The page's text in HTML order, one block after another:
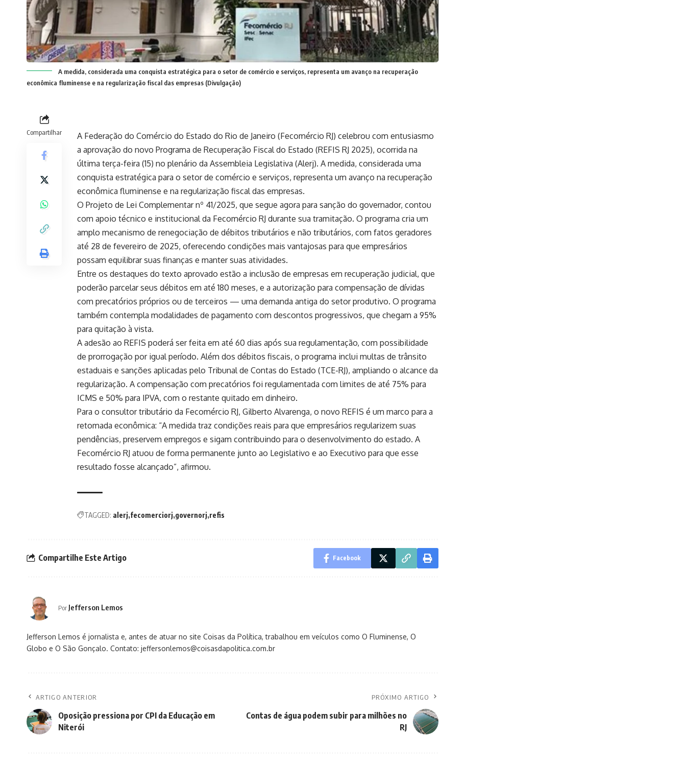
A medida, considerada uma conquista estratégica para o setor de comércio e serviços, representa um avanço na recuperação
econômica fluminense e na regularização fiscal das empresas (Divulgação)
Compartilhar
A Federação do Comércio do Estado do Rio de Janeiro (Fecomércio RJ) celebrou com entusiasmo
a aprovação do novo Programa de Recuperação Fiscal do Estado (REFIS RJ 2025), ocorrida na
última terça-feira (15) no plenário da Assembleia Legislativa (Alerj). A medida, considerada uma
conquista estratégica para o setor de comércio e serviços, representa um avanço na recuperação
econômica fluminense e na regularização fiscal das empresas.
O Projeto de Lei Complementar nº 41/2025, que segue agora para sanção do governador, contou
com apoio técnico e institucional da Fecomércio RJ durante sua tramitação. O programa cria um
amplo mecanismo de renegociação de débitos tributários e não tributários, com fatos geradores
até 28 de fevereiro de 2025, oferecendo condições mais vantajosas para que empresários
possam equilibrar suas finanças e manter suas atividades.
Entre os destaques do texto aprovado estão a inclusão de empresas em recuperação judicial, que
poderão parcelar seus débitos em até 180 meses, e a autorização para compensação de dívidas
com precatórios próprios ou de terceiros — uma demanda antiga do setor produtivo. O programa
também contempla modalidades de pagamento com descontos progressivos, que chegam a 95%
para quitação à vista.
A adesão ao REFIS poderá ser feita em até 60 dias após sua regulamentação, com possibilidade
de prorrogação por igual período. Além dos débitos fiscais, o programa inclui multas de trânsito
estaduais e sanções aplicadas pelo Tribunal de Contas do Estado (TCE-RJ), ampliando o alcance da
regularização. A compensação com precatórios foi regulamentada com limites de até 75% para
ICMS e 50% para IPVA, com o restante quitado em dinheiro.
Para o consultor tributário da Fecomércio RJ, Gilberto Alvarenga, o novo REFIS é um marco para a
retomada econômica: “A medida traz condições reais para que empresários regularizem suas
pendências, preservem empregos e sigam contribuindo para o desenvolvimento do estado. A
Fecomércio RJ atuou de forma permanente junto ao Legislativo e ao Executivo para que esse
resultado fosse alcançado”, afirmou.
TAGGED: alerj fecomerciorj governorj refis
Compartilhe Este Artigo Facebook
Por Jefferson Lemos
Jefferson Lemos é jornalista e, antes de atuar no site Coisas da Política, trabalhou em veículos como O Fluminense, O
Globo e O São Gonçalo. Contato: jeffersonlemos@coisasdapolitica.com.br
ARTIGO ANTERIOR
Oposição pressiona por CPI da Educação em
Niterói
PRÓXIMO ARTIGO
Contas de água podem subir para milhões no
RJ